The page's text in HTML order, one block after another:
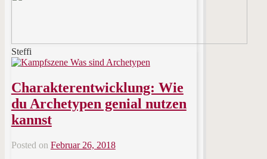
Steffi
Charakterentwicklung: Wie
du Archetypen genial nutzen
kannst
Posted on Februar 26, 2018